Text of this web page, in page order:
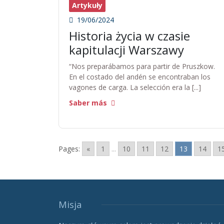
Artykuły
19/06/2024
Historia życia w czasie
kapitulacji Warszawy
“Nos preparábamos para partir de Pruszkow.
En el costado del andén se encontraban los
vagones de carga. La selección era la [...]
Saber más
Pages: « 1 ... 10 11 12 13 14
Misja